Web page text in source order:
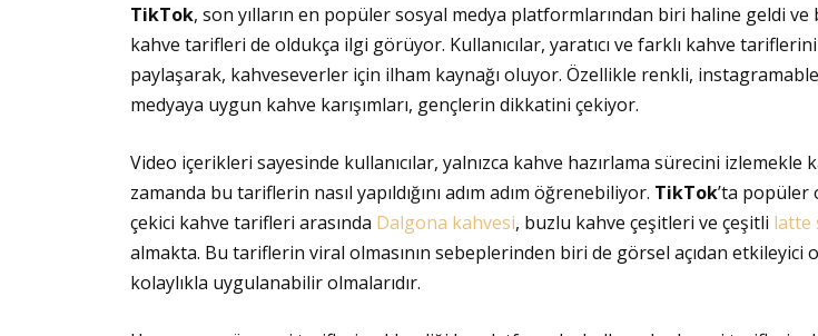
TikTok, son yılların en popüler sosyal medya platformlarından biri haline geldi
kahve tarifleri de oldukça ilgi görüyor. Kullanıcılar, yaratıcı ve farklı kahve
paylaşarak, kahveseverler için ilham kaynağı oluyor. Özellikle renkli,
medyaya uygun kahve karışımları, gençlerin dikkatini çekiyor.
Video içerikleri sayesinde kullanıcılar, yalnızca kahve hazırlama sürecini izlemekle
zamanda bu tariflerin nasıl yapıldığını adım adım öğrenebiliyor. TikTok’ta popüler
çekici kahve tarifleri arasında Dalgona kahvesi, buzlu kahve çeşitleri ve çeşitli latte
almakta. Bu tariflerin viral olmasının sebeplerinden biri de görsel açıdan etkileyici
kolaylıkla uygulanabilir olmalarıdır.